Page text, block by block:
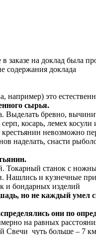
заказе на доклад была
содержания доклада
это
сырья.
бревно,
косарь, лемех
невозможно
наделать, снасти
станок с
Нашлись и кузнечные
и бондарных изделий
но не каждый умел
они по
на равных
Свечи чуть больше – 7 км